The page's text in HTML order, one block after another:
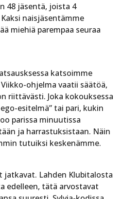
48 jäsentä, joista 4
naisjäsentämme
miehiä parempaa seuraa
katsoimme
ohjelma vaatii säätöä,
riittävästi. Joka kokouksessa
esitelmä” tai pari, kukin
parissa minuutissa
ja harrastuksistaan. Näin
tutuiksi keskenämme.
jatkavat. Lahden Klubitalosta
edelleen, tätä arvostavat